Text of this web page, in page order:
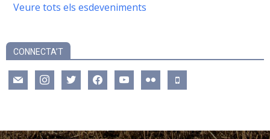
Veure tots els esdeveniments
CONNECTA’T
mail instagramtwitter facebookyoutube flickr mobile